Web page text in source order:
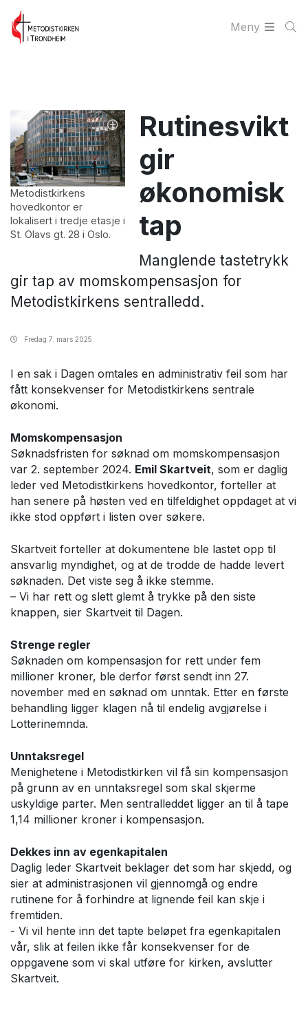
Meny
Metodistkirkens
hovedkontor er
lokalisert i tredje etasje i
St. Olavs gt. 28 i Oslo.
Rutinesvikt
gir
økonomisk
tap
Manglende tastetrykk
gir tap av momskompensasjon for
Metodistkirkens sentralledd.
Fredag 7. mars 2025
I en sak i Dagen omtales en administrativ feil som har
fått konsekvenser for Metodistkirkens sentrale
økonomi.
Momskompensasjon
Søknadsfristen for søknad om momskompensasjon
var 2. september 2024. Emil Skartveit, som er daglig
leder ved Metodistkirkens hovedkontor, forteller at
han senere på høsten ved en tilfeldighet oppdaget at vi
ikke stod oppført i listen over søkere.
Skartveit forteller at dokumentene ble lastet opp til
ansvarlig myndighet, og at de trodde de hadde levert
søknaden. Det viste seg å ikke stemme.
– Vi har rett og slett glemt å trykke på den siste
knappen, sier Skartveit til Dagen.
Strenge regler
Søknaden om kompensasjon for rett under fem
millioner kroner, ble derfor først sendt inn 27.
november med en søknad om unntak. Etter en første
behandling ligger klagen nå til endelig avgjørelse i
Lotterinemnda.
Unntaksregel
Menighetene i Metodistkirken vil få sin kompensasjon
på grunn av en unntaksregel som skal skjerme
uskyldige parter. Men sentralleddet ligger an til å tape
1,14 millioner kroner i kompensasjon.
Dekkes inn av egenkapitalen
Daglig leder Skartveit beklager det som har skjedd, og
sier at administrasjonen vil gjennomgå og endre
rutinene for å forhindre at lignende feil kan skje i
fremtiden.
- Vi vil hente inn det tapte beløpet fra egenkapitalen
vår, slik at feilen ikke får konsekvenser for de
oppgavene som vi skal utføre for kirken, avslutter
Skartveit.